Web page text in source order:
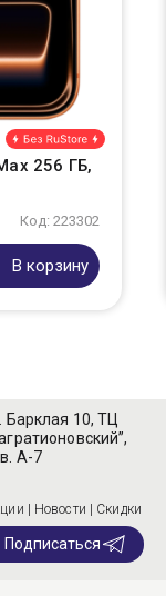
256 ГБ,
Код: 223302
В корзину
Барклая 10, ТЦ
А-7
| Новости | Скидки
Подписаться